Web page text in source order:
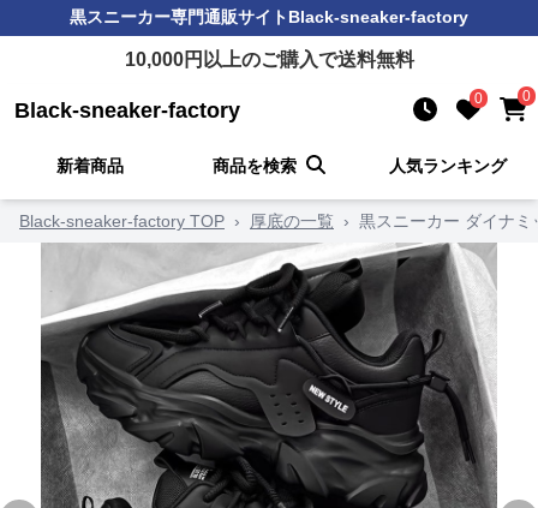
黒スニーカー専門通販サイトBlack-sneaker-factory
10,000円以上のご購入で送料無料
Black-sneaker-factory 0 0
新着商品 商品を検索 人気ランキング
Black-sneaker-factory TOP › 厚底の一覧 › 黒スニーカー ダイナ